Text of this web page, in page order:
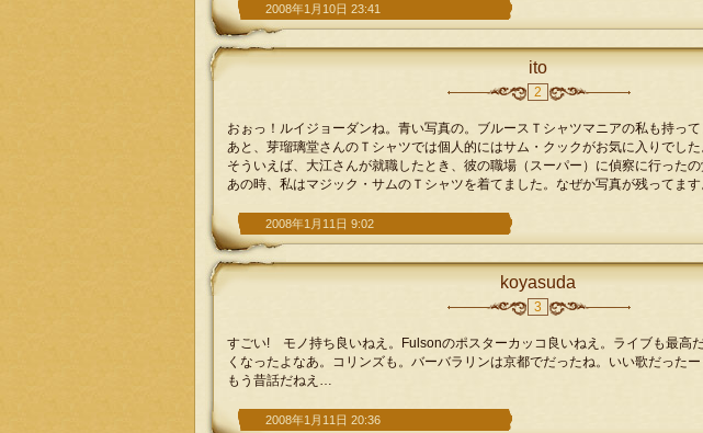
2008年1月10日 23:41
ito
2
おぉっ！ルイジョーダンね。青い写真の。ブルースＴシャツマニアの私も持って
あと、芽瑠璃堂さんのＴシャツでは個人的にはサム・クックがお気に入りでした
そういえば、大江さんが就職したとき、彼の職場（スーパー）に偵察に行ったの
あの時、私はマジック・サムのＴシャツを着てました。なぜか写真が残ってます
2008年1月11日 9:02
koyasuda
3
すごい! モノ持ち良いねえ。Fulsonのポスターカッコ良いねえ。ライブも最高
くなったよなあ。コリンズも。バーバラリンは京都でだったね。いい歌だったー
もう昔話だねえ…
2008年1月11日 20:36